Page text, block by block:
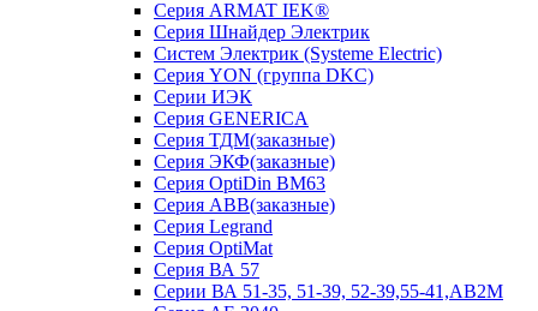
Серия ARMAT IEK®
Серия Шнайдер Электрик
Систем Электрик (Systeme Electric)
Серия YON (группа DKC)
Серии ИЭК
Серия GENERICA
Серия ТДМ(заказные)
Серия ЭКФ(заказные)
Серия OptiDin BM63
Серия АВВ(заказные)
Серия Legrand
Серия OptiMat
Серия ВА 57
Серии ВА 51-35, 51-39, 52-39,55-41,АВ2М